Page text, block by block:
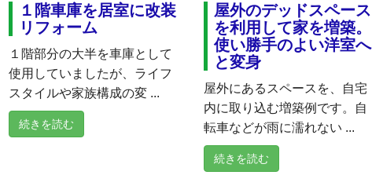
１階車庫を居室に改装
リフォーム
１階部分の大半を車庫として
使用していましたが、ライフ
スタイルや家族構成の変 ...
続きを読む
屋外のデッドスペース
を利用して家を増築。
使い勝手のよい洋室へ
と変身
屋外にあるスペースを、自宅
内に取り込む増築例です。自
転車などが雨に濡れない ...
続きを読む